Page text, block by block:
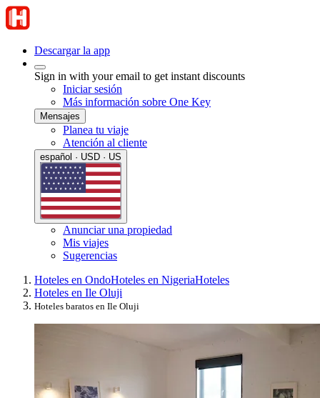
Descargar la app
Sign in with your email to get instant discounts
Iniciar sesión
Más información sobre One Key
Mensajes
Planea tu viaje
Atención al cliente
español · USD · US
Anunciar una propiedad
Mis viajes
Sugerencias
Hoteles en OndoHoteles en NigeriaHoteles
Hoteles en Ile Oluji
Hoteles baratos en Ile Oluji